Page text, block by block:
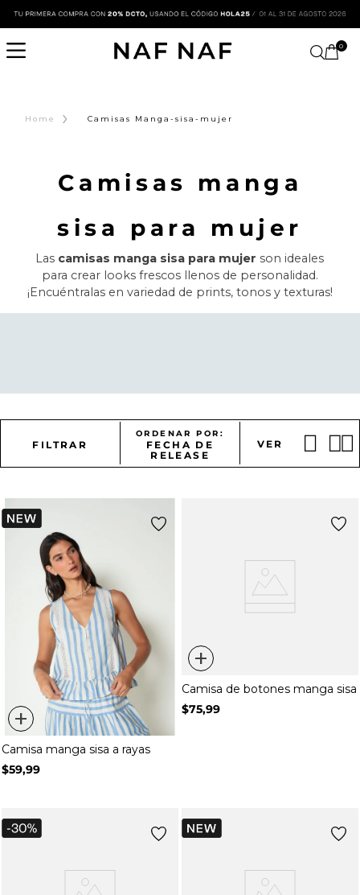
0
Home › Camisas Manga-sisa-mujer
Camisas manga
sisa para mujer
Las camisas manga sisa para mujer son ideales
para crear looks frescos llenos de personalidad.
¡Encuéntralas en variedad de prints, tonos y texturas!
FILTRAR
ORDENAR POR
FECHA DE
RELEASE
VER
+
Camisa manga sisa a rayas
$59,99
+
Camisa de botones manga sisa
$75,99